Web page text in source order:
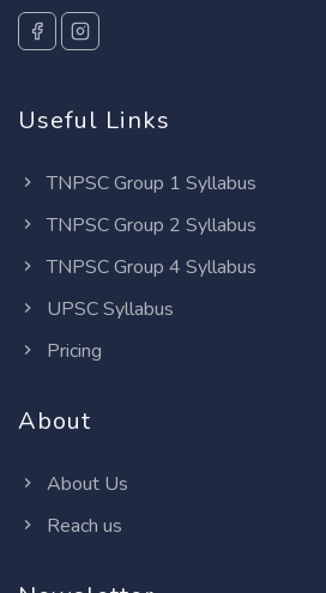
Useful Links
TNPSC Group 1 Syllabus
TNPSC Group 2 Syllabus
TNPSC Group 4 Syllabus
UPSC Syllabus
Pricing
About
About Us
Reach us